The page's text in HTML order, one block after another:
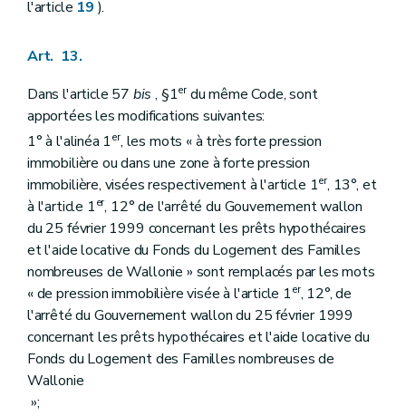
l'article 19 ).
Art. 13.
Dans l'article 57 bis , §1erdu même Code, sont
apportées les modifications suivantes:
1° à l'alinéa 1er, les mots « à très forte pression
immobilière ou dans une zone à forte pression
immobilière, visées respectivement à l'article 1er, 13°, et
à l'article 1er, 12° de l'arrêté du Gouvernement wallon
du 25 février 1999 concernant les prêts hypothécaires
et l'aide locative du Fonds du Logement des Familles
nombreuses de Wallonie » sont remplacés par les mots
« de pression immobilière visée à l'article 1er, 12°, de
l'arrêté du Gouvernement wallon du 25 février 1999
concernant les prêts hypothécaires et l'aide locative du
Fonds du Logement des Familles nombreuses de
Wallonie
»;